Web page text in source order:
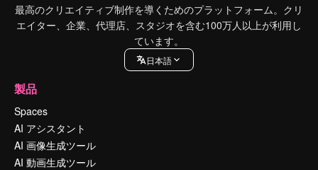
最高のクリエイティブ制作を導くためのプラットフォーム。クリ
エイター、企業、代理店、スタジオを含む100万人以上が利用し
ています。
日本語
製品
Spaces
AI アシスタント
AI 画像生成ツール
AI 動画生成ツール